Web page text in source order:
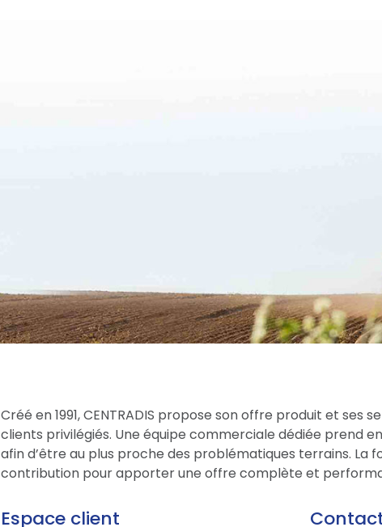
Créé en 1991, CENTRADIS propose son offre produit et ses
clients privilégiés. Une équipe commerciale dédiée prend
afin d’être au plus proche des problématiques terrains. La
contribution pour apporter une offre complète et
Espace client